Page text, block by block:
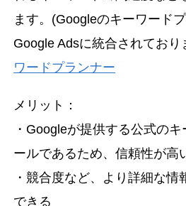
ます。(Googleのキーワードプ
Google Adsに統合されており
ワードプランナー
メリット：
・Googleが提供する公式の
ールであるため、信頼性が高
・競合度など、より詳細な情
できる